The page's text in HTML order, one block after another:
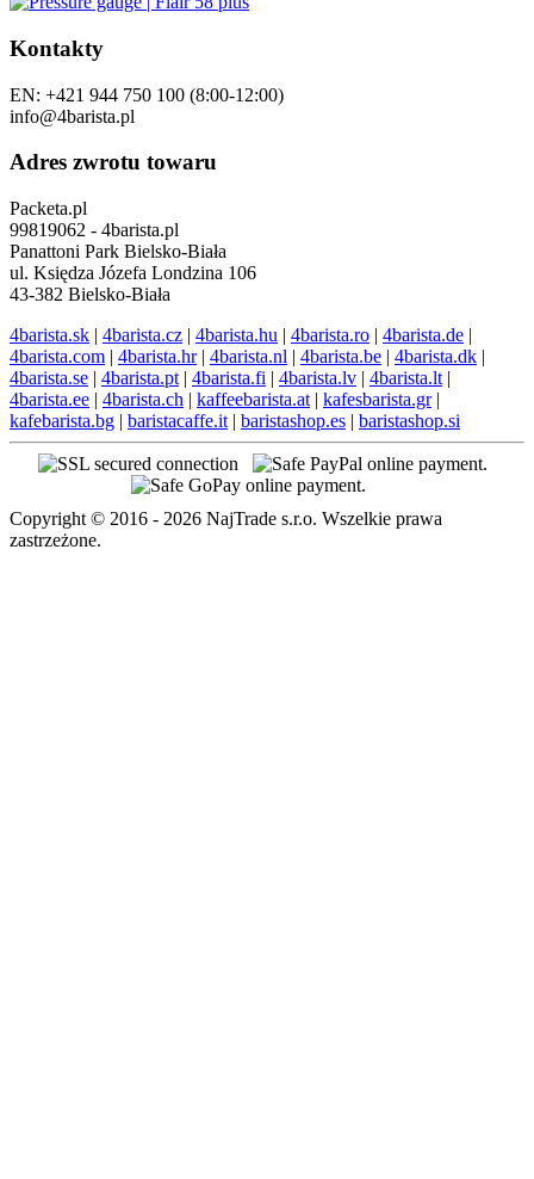
Kontakty
EN: +421 944 750 100 (8:00-12:00)
info@4barista.pl
Adres zwrotu towaru
Packeta.pl
99819062 - 4barista.pl
Panattoni Park Bielsko-Biała
ul. Księdza Józefa Londzina 106
43-382 Bielsko-Biała
4barista.sk | 4barista.cz | 4barista.hu | 4barista.ro | 4barista.de |
4barista.com | 4barista.hr| 4barista.nl | 4barista.be | 4barista.dk |
4barista.se | 4barista.pt | 4barista.fi | 4barista.lv | 4barista.lt |
4barista.ee | 4barista.ch | kaffeebarista.at | kafesbarista.gr|
kafebarista.bg | baristacaffe.it | baristashop.es | baristashop.si
Copyright © 2016 - 2026 NajTrade s.r.o. Wszelkie prawa
zastrzeżone.